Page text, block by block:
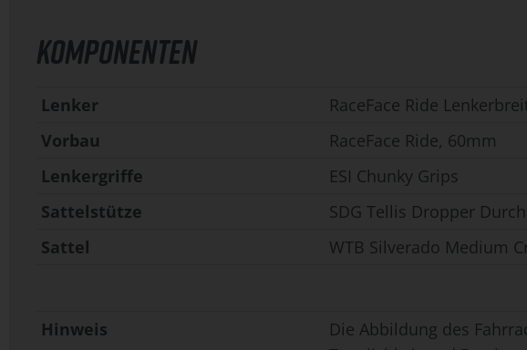
KOMPONENTEN
Lenker
RaceFace Ride
Vorbau
RaceFace Ride, 60mm
Lenkergriffe
ESI Chunky Grips
Sattelstütze
SDG Tellis Dropper
Sattel
WTB Silverado Medium
Hinweis
Die Abbildung des